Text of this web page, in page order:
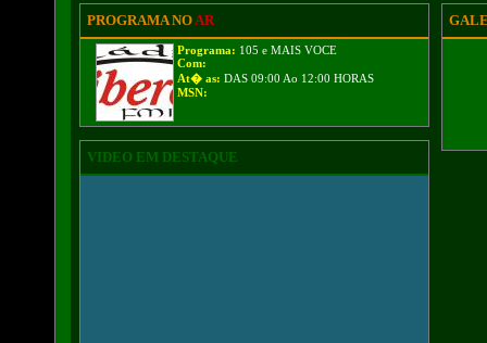
PROGRAMA NOAR
Programa: 105 e MAIS VOCE
Com:
At� as: DAS 09:00 Ao 12:00 HORAS
MSN:
VIDEO EM DESTAQUE